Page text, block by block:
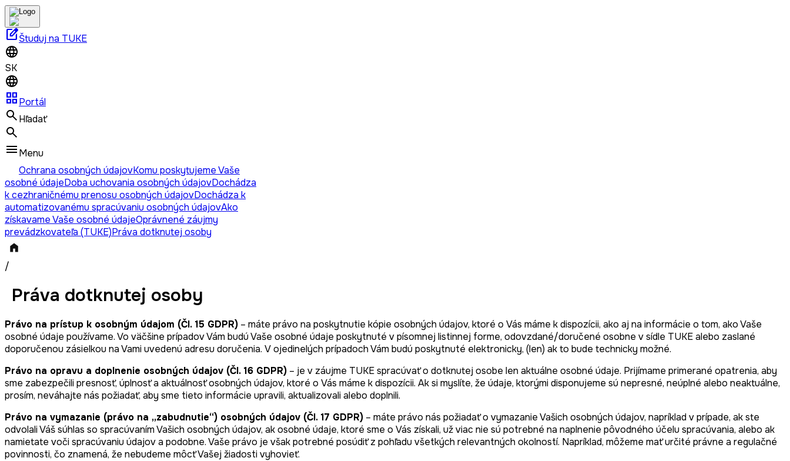
edit_squareŠtuduj na TUKE
SK
grid_viewPortál
Hľadať
Menu
Ochrana osobných údajovKomu poskytujeme Vaše
osobné údajeDoba uchovania osobných údajovDochádza
k cezhraničnému prenosu osobných údajovDochádza k
automatizovanému spracúvaniu osobných údajovAko
získavame Vaše osobné údajeOprávnené záujmy
prevádzkovateľa (TUKE)Práva dotknutej osoby
/
Práva dotknutej osoby
Právo na prístup k osobným údajom (Čl. 15 GDPR) – máte právo na poskytnutie kópie osobných údajov, ktoré o Vás máme k dispozícii, ako aj na informácie o tom, ako Vaše
osobné údaje používame. Vo väčšine prípadov Vám budú Vaše osobné údaje poskytnuté v písomnej listinnej forme, odovzdané/doručené osobne v sídle TUKE alebo zaslané
doporučenou zásielkou na Vami uvedenú adresu doručenia. V ojedinelých prípadoch Vám budú poskytnuté elektronicky, (len) ak to bude technicky možné.
Právo na opravu a doplnenie osobných údajov (Čl. 16 GDPR) – je v záujme TUKE spracúvať o dotknutej osobe len aktuálne osobné údaje. Prijímame primerané opatrenia, aby
sme zabezpečili presnosť, úplnosť a aktuálnosť osobných údajov, ktoré o Vás máme k dispozícii. Ak si myslíte, že údaje, ktorými disponujeme sú nepresné, neúplné alebo neaktuálne,
prosím, neváhajte nás požiadať, aby sme tieto informácie upravili, aktualizovali alebo doplnili.
Právo na vymazanie (právo na „zabudnutie“) osobných údajov (Čl. 17 GDPR) – máte právo nás požiadať o vymazanie Vašich osobných údajov, napríklad v prípade, ak ste
odvolali Váš súhlas so spracúvaním Vašich osobných údajov, ak osobné údaje, ktoré sme o Vás získali, už viac nie sú potrebné na naplnenie pôvodného účelu spracúvania, alebo ak
namietate voči spracúvaniu údajov a podobne. Vaše právo je však potrebné posúdiť z pohľadu všetkých relevantných okolností. Napríklad, môžeme mať určité právne a regulačné
povinnosti, čo znamená, že nebudeme môcť Vašej žiadosti vyhovieť.